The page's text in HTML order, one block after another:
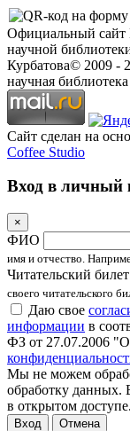
Официальный сайт
научной
Курбатова© 2009 -
научная
Сайт сделан на
Coffee Studio
Вход в личный
×
ФИО
имя и отчество.
Читательский билет
своего читательского
Даю свое
информации в
ФЗ от 27.07.2006
Мы не можем
обработку данных.
в открытом доступе.
Отмена